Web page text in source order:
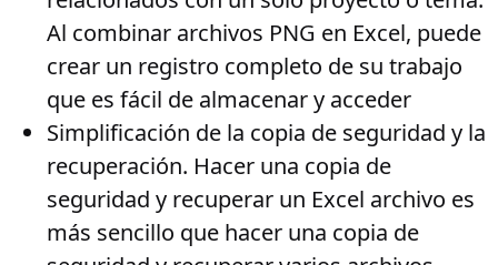
Al combinar archivos PNG en Excel, puede
crear un registro completo de su trabajo
que es fácil de almacenar y acceder
Simplificación de la copia de seguridad y la
recuperación. Hacer una copia de
seguridad y recuperar un Excel archivo es
más sencillo que hacer una copia de